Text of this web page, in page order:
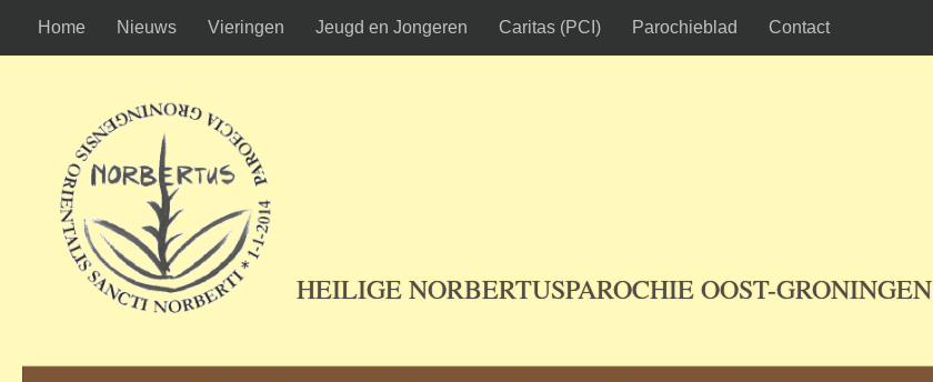
Ga naar de inhoud
Home Nieuws Vieringen Jeugd en Jongeren Caritas (PCI) Parochieblad Contact
HEILIGE NORBERTUSPAROCHIE OOST-GRONINGEN